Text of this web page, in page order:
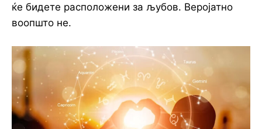
ќе бидете расположени за љубов. Веројатно
воопшто не.